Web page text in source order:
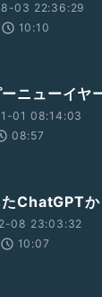
03 22:36:29
10:10
ニューイヤ
01 08:14:03
08:57
ChatGPTか
08 23:03:32
10:07